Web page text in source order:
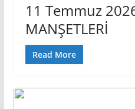
11 Temmuz
MANŞETLERİ
Read More